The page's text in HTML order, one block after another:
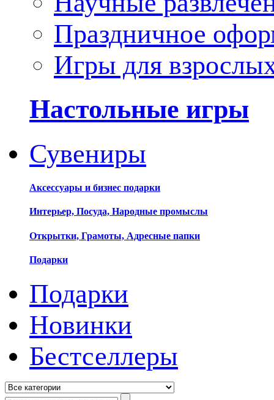
Праздничное
Игры для
Настольные игры
Сувениры
Аксессуары и бизнес подарки
Интерьер, Посуда, Народные промыслы
Открытки, Грамоты, Адресные папки
Подарки
Подарки
Новинки
Бестселлеры